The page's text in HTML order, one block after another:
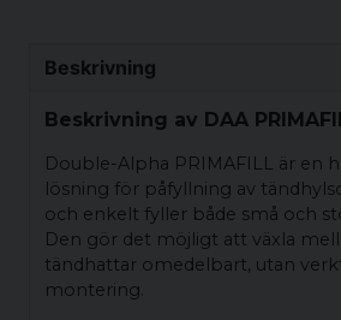
Beskrivning
Beskrivning av DAA
Double-Alpha PRIMAFILL är en
lösning för påfyllning av
och enkelt fyller både små och
Den gör det möjligt att växla
tändhattar omedelbart, utan
montering.